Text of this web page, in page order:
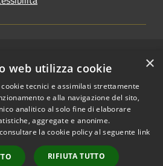
Copyright © 2026 • Comune di
Riccione • Powered by
Municipium•Accesso
redazione
×
web utilizza cookie
tecnici e assimilati strettamente
e alla navigazione del sito,
analitico al solo fine di elaborare
aggregate e anonime.
la cookie policy al seguente link
RIFIUTA TUTTO